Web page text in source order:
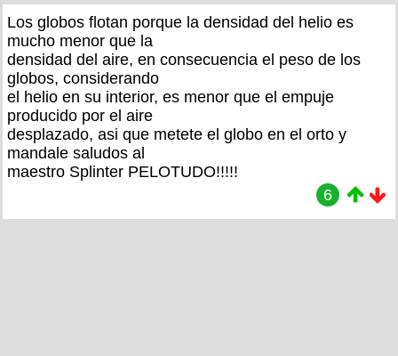
Los globos flotan porque la densidad del helio es
mucho menor que la
densidad del aire, en consecuencia el peso de los
globos, considerando
el helio en su interior, es menor que el empuje
producido por el aire
desplazado, asi que metete el globo en el orto y
mandale saludos al
maestro Splinter PELOTUDO!!!!!
6